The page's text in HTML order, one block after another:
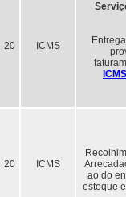
20 ICMS
20 ICMS
ao do
estoque